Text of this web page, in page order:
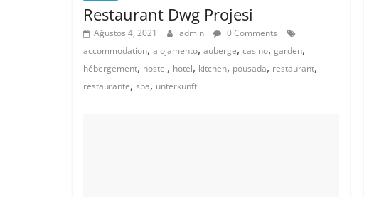
Restaurant Dwg Projesi
Ağustos 4, 2021 admin
0 Comments
accommodation, alojamento, auberge, casino, garden,
hébergement, hostel, hotel, kitchen, pousada, restaurant,
restaurante, spa, unterkunft